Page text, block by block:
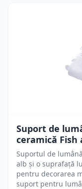
Suport de
ceramică Fish
Suportul de
alb și o suprafață
pentru decorarea
suport pentru